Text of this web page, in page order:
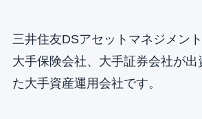
三井住友DSアセットマネジメン
大手保険会社、大手証券会社が
た大手資産運用会社です。